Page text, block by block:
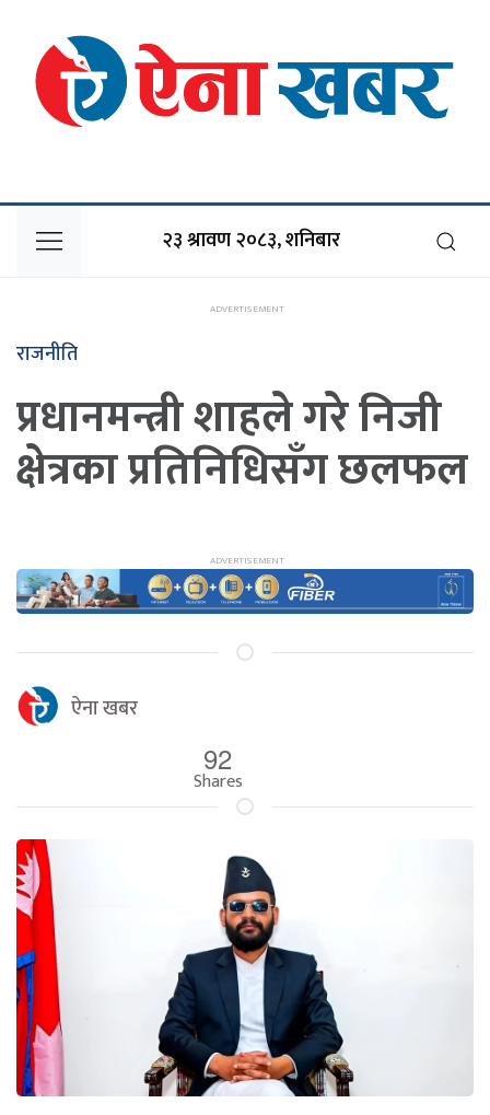
२३ श्रावण २०८३, शनिबार
राजनीति
प्रधानमन्त्री शाहले गरे निजी
क्षेत्रका प्रतिनिधिसँग छलफल
ऐना खबर
92
Shares